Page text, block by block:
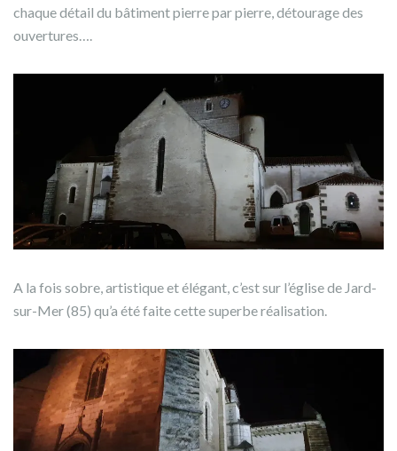
chaque détail du bâtiment pierre par pierre, détourage des
ouvertures….
A la fois sobre, artistique et élégant, c’est sur l’église de Jard-
sur-Mer (85) qu’a été faite cette superbe réalisation.